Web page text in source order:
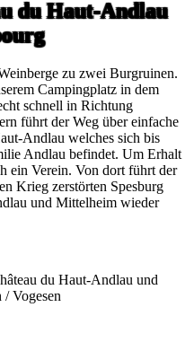
du Haut-Andlau
zu zwei Burgruinen.
Campingplatz in dem
schnell in Richtung
führt der Weg über einfache
Andlau welches sich bis
Andlau befindet. Um Erhalt
ein Verein. Von dort führt der
Krieg zerstörten Spesburg
und Mittelheim wieder
du Haut-Andlau und
/ Vogesen